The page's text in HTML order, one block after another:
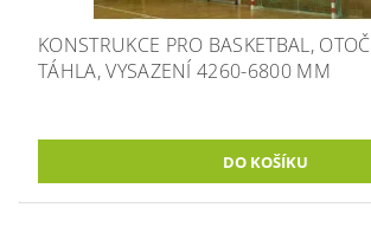
KONSTRUKCE PRO BASKETBAL,
TÁHLA, VYSAZENÍ 4260-6800 MM